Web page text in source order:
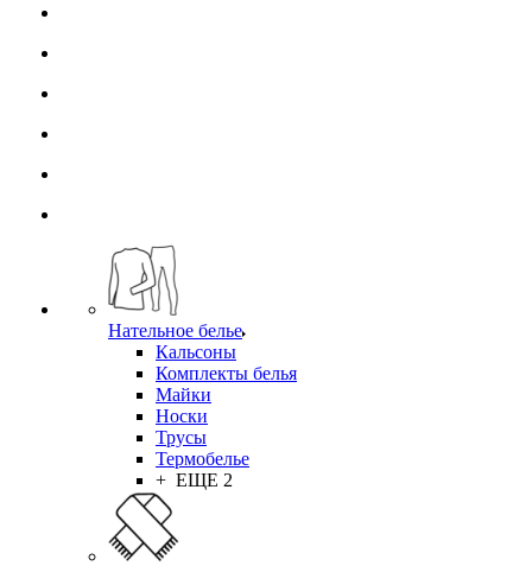
Нательное белье
Кальсоны
Комплекты белья
Майки
Носки
Трусы
Термобелье
+ ЕЩЕ 2